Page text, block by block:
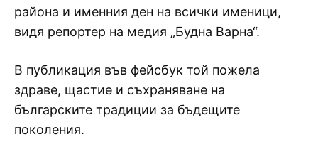
района и именния ден на всички именици,
видя репортер на медия „Будна Варна“.
В публикация във фейсбук той пожела
здраве, щастие и съхраняване на
българските традиции за бъдещите
поколения.